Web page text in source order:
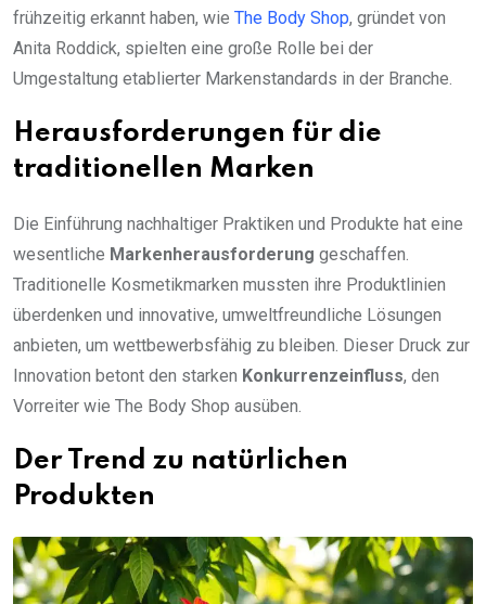
frühzeitig erkannt haben, wie The Body Shop, gründet von
Anita Roddick, spielten eine große Rolle bei der
Umgestaltung etablierter Markenstandards in der Branche.
Herausforderungen für die
traditionellen Marken
Die Einführung nachhaltiger Praktiken und Produkte hat eine
wesentliche Markenherausforderung geschaffen.
Traditionelle Kosmetikmarken mussten ihre Produktlinien
überdenken und innovative, umweltfreundliche Lösungen
anbieten, um wettbewerbsfähig zu bleiben. Dieser Druck zur
Innovation betont den starken Konkurrenzeinfluss, den
Vorreiter wie The Body Shop ausüben.
Der Trend zu natürlichen
Produkten